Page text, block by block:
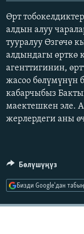
АЗАТТЫК+
ЫҢГАЙСЫЗ СУРООЛОР
ЭЕ/АРнун
Өрт
алдын алуу
тууралуу Өзгөчө
алдындагы өрткө
агенттигинин,
жасоо бөлүмүнүн
кабарчыбыз
маектешкен эле.
жерлердеги аны
Бөлүшүңүз
Бизди Google'дан